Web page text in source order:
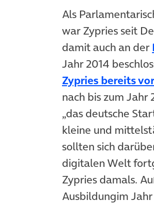
Als
war Zypries seit
damit auch an der
Jahr 2014
Zypries bereits
nach bis zum
„das deutsche
kleine und
sollten sich
digitalen Welt
Zypries damals.
Ausbildungim